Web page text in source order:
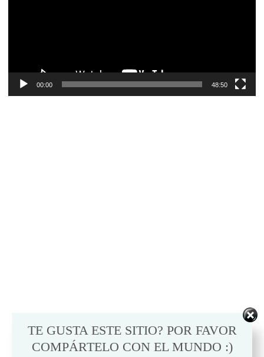
00:00 48:50
TE GUSTA ESTE SITIO? POR FAVOR
COMPÁRTELO CON EL MUNDO :)